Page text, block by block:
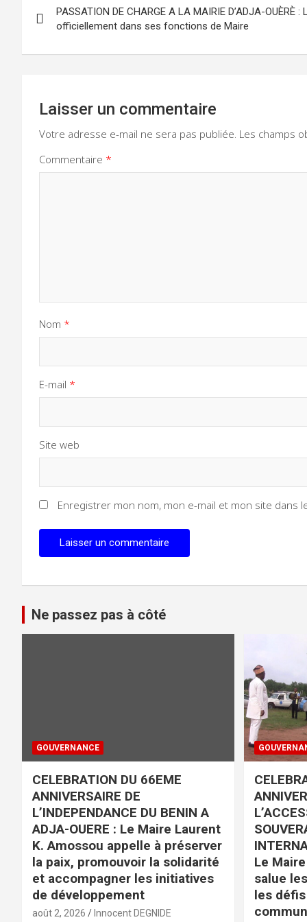
de
l’article
PASSATION DE CHARGE A LA MAIRIE D’ADJA-
officiellement dans ses fonctions de Maire
Laisser un commentaire
Votre adresse e-mail ne sera pas publiée. Les champs
Commentaire *
Nom *
E-mail *
Site web
Enregistrer mon nom, mon e-mail et mon site dans
Ne passez pas à côté
GOUVERNANCE
CELEBRATION DU 66EME
ANNIVERSAIRE DE
L’INDEPENDANCE DU BENIN A
ADJA-OUERE : Le Maire Laurent
K. Amossou appelle à préserver
la paix, promouvoir la solidarité
et accompagner les initiatives
de développement
août 2, 2026 Innocent DEGNIDE
Le
salue
les